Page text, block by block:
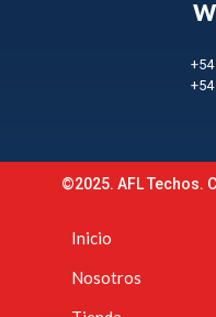
©2025. AFL Techos.
Inicio
Nosotros